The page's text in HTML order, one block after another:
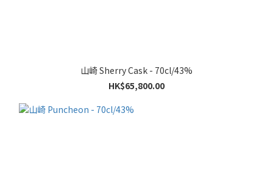
山崎 Sherry Cask - 70cl/43%
HK$65,800.00